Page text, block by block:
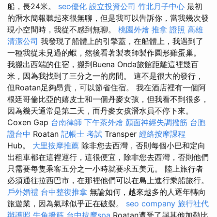
船，長24米。 seo優化 設立投資公司 竹北月子中心 最初
的潛水簡報聽起來很無聊，但是我可以告訴你，當我幾次發
現小空間時，我從不感到無聊。 桃園外燴 推拿 證照 高雄
清潔公司 我發現了船體上的引擎蓋，在船體上，我遇到了
一種我從未見過的蝦，然後看著製表師製作圓形雞蛋巢。
我搬出西端的住宿，搬到Buena Onda旅館距離這裡幾百
米，因為我找到了三分之一的房間。 這不是很大的發行，
但Roatan足夠昂貴，可以節省住宿。 我在酒店裡有一個阿
根廷哥倫比亞的嬉皮士和一個丹麥女孩，但我看不到很多，
因為幾天通常是第二天，而丹麥女孩潛水員不停下來。
Coxen Gap 台南律師 下午茶外燴 顏面神經失調撥筋 台胞
證台中 Roatan 記帳士 考試 Transper 經絡按摩課程
Hub。 大里按摩推薦 除非您去西灣，否則每個小巴和定向
出租車都在這裡運行，這很便宜，除非您去西灣，否則他們
只需要每隻乘客五分之一小時就要求五美元。 陸上旅行者
必須通往拉西巴市，在那裡他們可以在島上進行乘船旅行。
戶外婚禮 台中整復推拿 無論如何，越來越多的人逐年轉向
旅遊業，因為氣球似乎正在破裂。 seo company 旅行社代
辦護照 牛角撥筋 台中按摩spa Roatan遭受了與其他加勒比